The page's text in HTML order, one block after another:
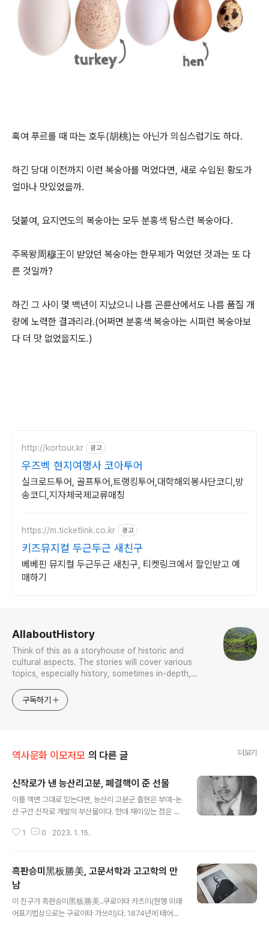
혹여 푸르를 때 따는 호두(胡桃)는 아닌가 의심스럽기도 하다.
하긴 당대 이전까지 이런 복숭아를 먹었다면, 새로 수입된 황도가
얼마나 맛있었을까.
덧붙여, 요지연도의 복숭아는 모두 분홍색 탐스런 복숭아다.
주목왕周穆王이 받았던 복숭아는 한무제가 먹었던 것과는 또 다
른 것일까?
하긴 그 사이 몇 백년이 지났으니 나름 곤륜산에서도 나름 품질 개
량에 노력한 결과리라.(어쩌면 분홍색 복숭아는 시퍼런 복숭아보
다 더 맛 없었을지도.)
http://kortour.kr 광고
우즈벡 현지여행사 코아투어
실크로드투어, 골프투어,트랭킹투어,대학해외봉사단코디,방
송코디,지자체국제교류매칭
https://m.ticketlink.co.kr 광고
키즈뮤지컬 두근두근 새친구
베베핀 뮤지컬 두근두근 새친구, 티켓링크에서 할인받고 예
매하기
AllaboutHistory
Think of this as a storyhouse of historic and
cultural aspects. The stories will cover various
topics, especially history, sometimes in-depth,
approach will be to resist any common sense or
generalized viewpoint
구독하기
역사문화 이모저모 의 다른 글 더보기
신작로가 낸 능산리고분, 폐결핵이 준 선물
이를 액면 그대로 믿는다면, 능산리 고분군 출현은 부여-논
산 구간 신작로 개발의 부산물이다. 한데 재미있는 점은 능
산을 조성한 지방 유지의 압력 때문에 비밀이 새어나오지
이라 했다. 무더위가 기승을 부리던 계절이었다. 이 조사에
동행한 이를 세키노는 “야쓰이 문학사와 고토後藤 공학
사”라고 한다. 야쓰이는 1909년 조사에서도 동행한 인물
이다. 한데 이번에는 고토라는 사람이 새로이 동참했다. 고
토는 누구일까? 그는 고토 게이지(後藤慶二·1883~191
1 0 2023. 1. 15.
흑판승미黑板勝美, 고문서학과 고고학의 만
남
이 친구가 흑판승미黑板勝美..쿠로이타 카츠미(현행 외래
어표기법상으로는 구로이타 가쓰미)다. 1874년에 태어나